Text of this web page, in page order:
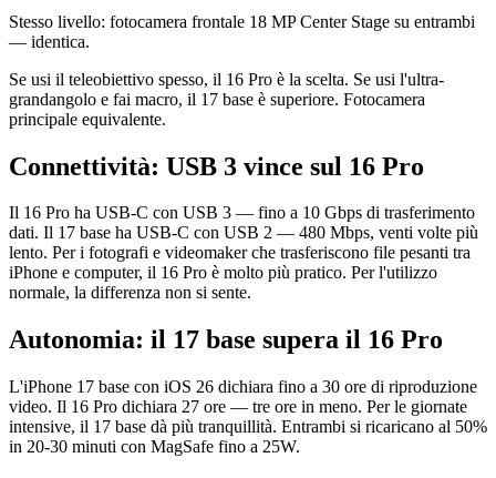
Stesso livello: fotocamera frontale 18 MP Center Stage su entrambi
— identica.
Se usi il teleobiettivo spesso, il 16 Pro è la scelta. Se usi l'ultra-
grandangolo e fai macro, il 17 base è superiore. Fotocamera
principale equivalente.
Connettività: USB 3 vince sul 16 Pro
Il 16 Pro ha USB-C con USB 3 — fino a 10 Gbps di trasferimento
dati. Il 17 base ha USB-C con USB 2 — 480 Mbps, venti volte più
lento. Per i fotografi e videomaker che trasferiscono file pesanti tra
iPhone e computer, il 16 Pro è molto più pratico. Per l'utilizzo
normale, la differenza non si sente.
Autonomia: il 17 base supera il 16 Pro
L'iPhone 17 base con iOS 26 dichiara fino a 30 ore di riproduzione
video. Il 16 Pro dichiara 27 ore — tre ore in meno. Per le giornate
intensive, il 17 base dà più tranquillità. Entrambi si ricaricano al 50%
in 20-30 minuti con MagSafe fino a 25W.